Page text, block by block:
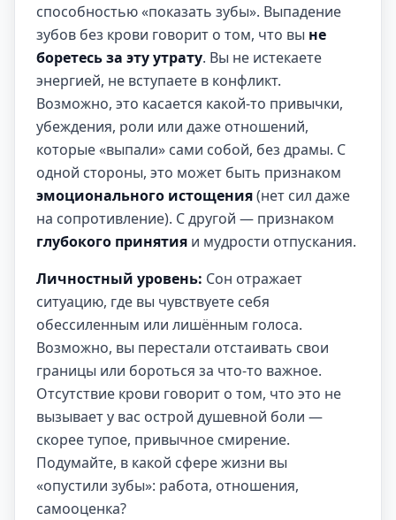
способностью «показать зубы». Выпадение
зубов без крови говорит о том, что вы не
боретесь за эту утрату. Вы не истекаете
энергией, не вступаете в конфликт.
Возможно, это касается какой-то привычки,
убеждения, роли или даже отношений,
которые «выпали» сами собой, без драмы. С
одной стороны, это может быть признаком
эмоционального истощения(нет сил даже
на сопротивление). С другой — признаком
глубокого принятия и мудрости отпускания.
Личностный уровень: Сон отражает
ситуацию, где вы чувствуете себя
обессиленным или лишённым голоса.
Возможно, вы перестали отстаивать свои
границы или бороться за что-то важное.
Отсутствие крови говорит о том, что это не
вызывает у вас острой душевной боли —
скорее тупое, привычное смирение.
Подумайте, в какой сфере жизни вы
«опустили зубы»: работа, отношения,
самооценка?